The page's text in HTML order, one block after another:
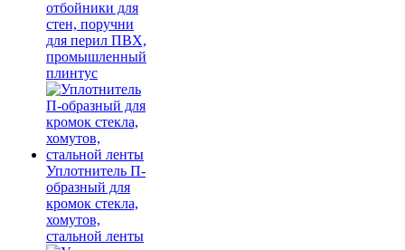
отбойники для
стен, поручни
для перил ПВХ,
промышленный
плинтус
Уплотнитель П-
образный для
кромок стекла,
хомутов,
стальной ленты